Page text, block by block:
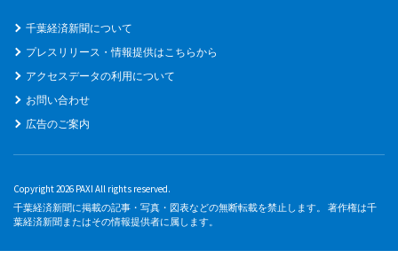
千葉経済新聞について
プレスリリース・情報提供はこちらから
アクセスデータの利用について
お問い合わせ
広告のご案内
Copyright 2026 PAXI All rights reserved.
千葉経済新聞に掲載の記事・写真・図表などの無断転載を禁止します。 著作権は千
葉経済新聞またはその情報提供者に属します。